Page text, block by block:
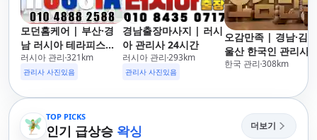
모던홈케어 | 부산·경
남 러시아 테라피스트
방문 마사지
러시아 관리 321km
관리사 사진있음
경남출장마사지 | 러시
아 관리사 24시간
러시아 관리 293km
관리사 사진있음
오감만족 | 경남·김
울산 한국인 관리사
장마사지
한국 관리 308km
TOP PICKS
인기 급상승 왁싱 더보기